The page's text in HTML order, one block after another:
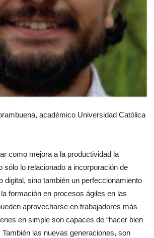
académico Universidad Católica
como mejora a la productividad la
sólo lo relacionado a incorporación de
digital, sino también un perfeccionamiento
formación en procesos ágiles en las
aprovecharse en trabajadores más
en simple son capaces de “hacer bien
También las nuevas generaciones, son